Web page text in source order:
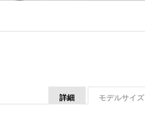
詳細 モデルサイズ